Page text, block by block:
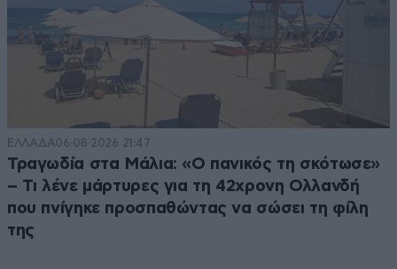
ΕΛΛΑΔΑ06·08·2026 21:47
Τραγωδία στα Μάλια: «Ο πανικός τη σκότωσε»
– Τι λένε μάρτυρες για τη 42χρονη Ολλανδή
που πνίγηκε προσπαθώντας να σώσει τη φίλη
της